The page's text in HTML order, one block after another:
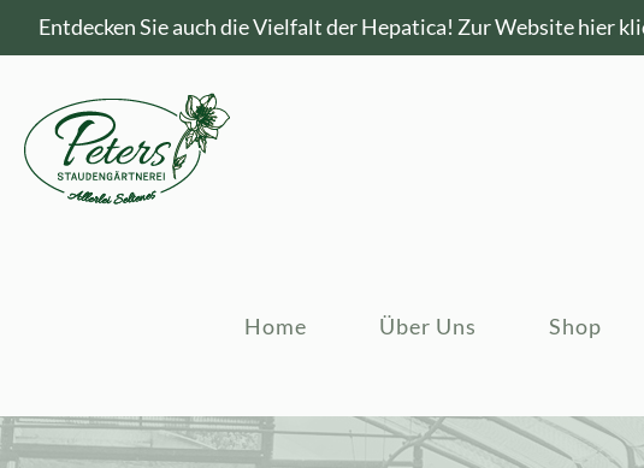
Entdecken Sie auch die Vielfalt der Hepatica! Zur Website hier
Home Über Uns Shop